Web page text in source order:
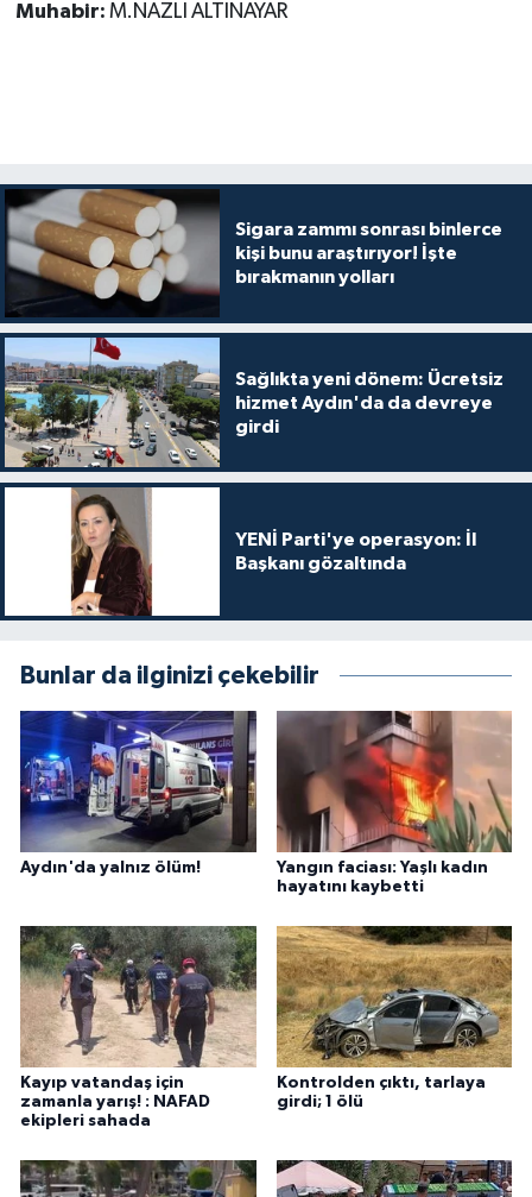
Muhabir: M.NAZLI ALTINAYAR
Sigara zammı sonrası binlerce
kişi bunu araştırıyor! İşte
bırakmanın yolları
Sağlıkta yeni dönem: Ücretsiz
hizmet Aydın'da da devreye
girdi
YENİ Parti'ye operasyon: İl
Başkanı gözaltında
Bunlar da ilginizi çekebilir
Aydın'da yalnız ölüm!
Yangın faciası: Yaşlı kadın
hayatını kaybetti
Kayıp vatandaş için
zamanla yarış! : NAFAD
ekipleri sahada
Kontrolden çıktı, tarlaya
girdi; 1 ölü